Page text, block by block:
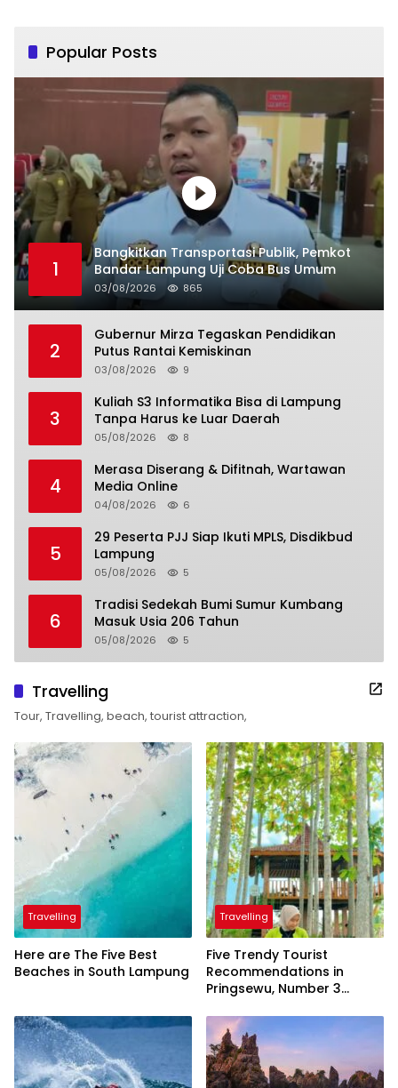
Popular Posts
1
Bangkitkan Transportasi Publik, Pemkot
Bandar Lampung Uji Coba Bus Umum
03/08/2026 865
2
Gubernur Mirza Tegaskan Pendidikan
Putus Rantai Kemiskinan
03/08/2026 9
3
Kuliah S3 Informatika Bisa di Lampung
Tanpa Harus ke Luar Daerah
05/08/2026 8
4
Merasa Diserang & Difitnah, Wartawan
Media Online
04/08/2026 6
5
29 Peserta PJJ Siap Ikuti MPLS, Disdikbud
Lampung
05/08/2026 5
6
Tradisi Sedekah Bumi Sumur Kumbang
Masuk Usia 206 Tahun
05/08/2026 5
Travelling
Tour, Travelling, beach, tourist attraction,
Travelling
Here are The Five Best
Beaches in South Lampung
Travelling
Five Trendy Tourist
Recommendations in
Pringsewu, Number 3
President